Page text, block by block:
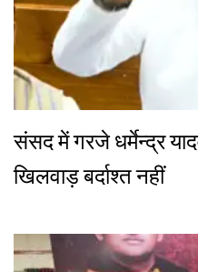
संसद में गरजे धर्मेन्द्र
खिलवाड़ बर्दाश्त नहीं